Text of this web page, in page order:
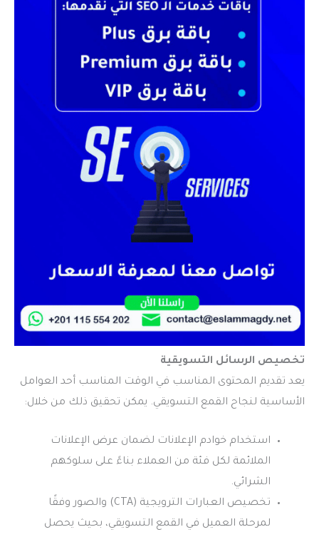
تخصيص الرسائل التسويقية
يعد تقديم المحتوى المناسب في الوقت المناسب أحد العوامل
الأساسية لنجاح القمع التسويقي. يمكن تحقيق ذلك من خلال:
استخدام خوادم الإعلانات لضمان عرض الإعلانات
الملائمة لكل فئة من العملاء بناءً على سلوكهم
الشرائي.
تخصيص العبارات الترويجية (CTA) والصور وفقًا
لمرحلة العميل في القمع التسويقي، بحيث يحصل